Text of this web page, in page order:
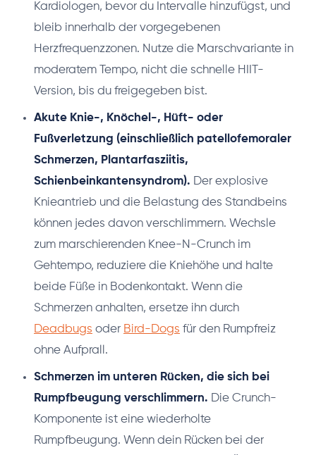
Kardiologen, bevor du Intervalle hinzufügst, und
bleib innerhalb der vorgegebenen
Herzfrequenzzonen. Nutze die Marschvariante in
moderatem Tempo, nicht die schnelle HIIT-
Version, bis du freigegeben bist.
Akute Knie-, Knöchel-, Hüft- oder
Fußverletzung (einschließlich patellofemoraler
Schmerzen, Plantarfasziitis,
Schienbeinkantensyndrom). Der explosive
Knieantrieb und die Belastung des Standbeins
können jedes davon verschlimmern. Wechsle
zum marschierenden Knee-N-Crunch im
Gehtempo, reduziere die Kniehöhe und halte
beide Füße in Bodenkontakt. Wenn die
Schmerzen anhalten, ersetze ihn durch
Deadbugs oder Bird-Dogs für den Rumpfreiz
ohne Aufprall.
Schmerzen im unteren Rücken, die sich bei
Rumpfbeugung verschlimmern. Die Crunch-
Komponente ist eine wiederholte
Rumpfbeugung. Wenn dein Rücken bei der